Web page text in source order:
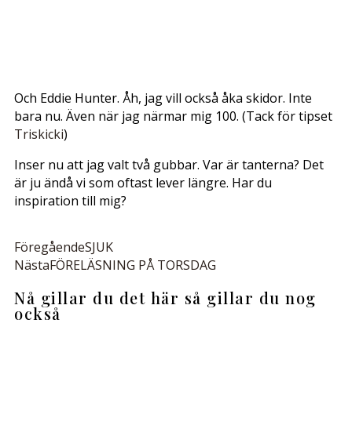
Och Eddie Hunter. Åh, jag vill också åka skidor. Inte
bara nu. Även när jag närmar mig 100. (Tack för tipset
Triskicki)
Inser nu att jag valt två gubbar. Var är tanterna? Det
är ju ändå vi som oftast lever längre. Har du
inspiration till mig?
FöregåendeSJUK
NästaFÖRELÄSNING PÅ TORSDAG
Nå gillar du det här så gillar du nog
också